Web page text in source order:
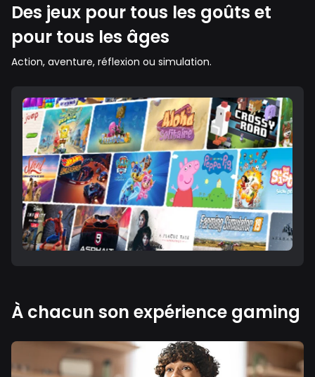
Des jeux pour tous les goûts et
pour tous les âges
Action, aventure, réflexion ou simulation.
À chacun son expérience gaming